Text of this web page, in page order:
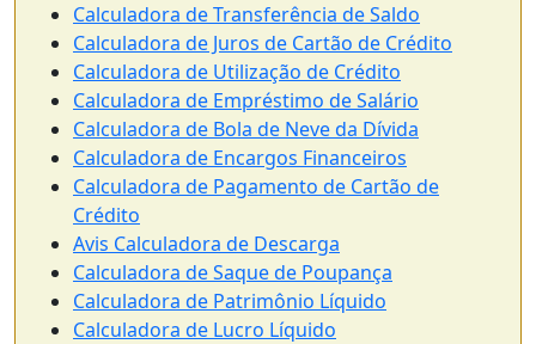
Calculadora de Transferência de Saldo
Calculadora de Juros de Cartão de Crédito
Calculadora de Utilização de Crédito
Calculadora de Empréstimo de Salário
Calculadora de Bola de Neve da Dívida
Calculadora de Encargos Financeiros
Calculadora de Pagamento de Cartão de
Crédito
Avis Calculadora de Descarga
Calculadora de Saque de Poupança
Calculadora de Patrimônio Líquido
Calculadora de Lucro Líquido